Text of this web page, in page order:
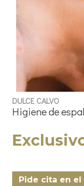
DULCE CALVO
Higiene de
Pide cita en el